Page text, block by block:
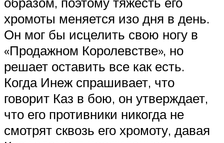
хромоты меняется изо дня в день.
Он мог бы исцелить свою ногу в
«Продажном Королевстве», но
решает оставить все как есть.
Когда Инеж спрашивает, что
говорит Каз в бою, он утверждает,
что его противники никогда не
смотрят сквозь его хромоту, давая